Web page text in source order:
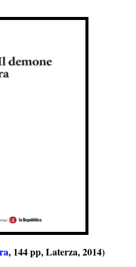
, 144 pp, Laterza, 2014)